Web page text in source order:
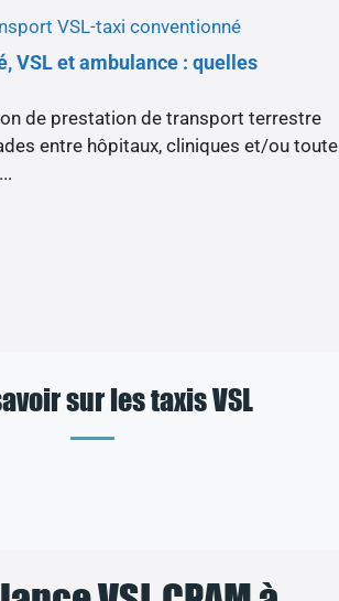
VSL et ambulance : quelles
de prestation de transport terrestre
entre hôpitaux, cliniques et/ou toute
sur les taxis VSL